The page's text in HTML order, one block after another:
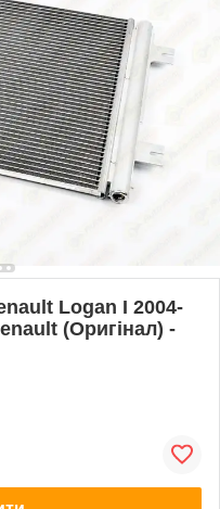
Logan I 2004-
(Оригінал) -